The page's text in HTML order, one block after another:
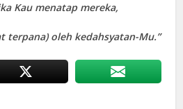
Kau menatap mereka,
terpana) oleh kedahsyatan-Mu.”